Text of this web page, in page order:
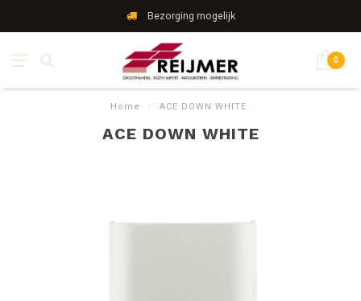
Bezorging mogelijk
0
Home / ACE DOWN WHITE
ACE DOWN WHITE